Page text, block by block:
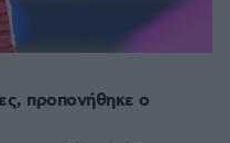
προπονήθηκε ο